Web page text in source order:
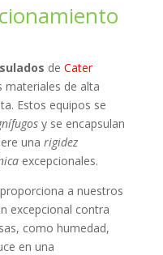
de Cater
materiales de alta
Estos equipos se
y se encapsulan
una rigidez
excepcionales.
a nuestros
excepcional contra
como humedad,
en una